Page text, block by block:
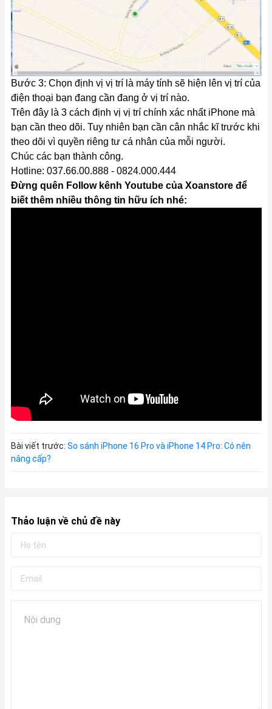
Bước 3: Chọn định vị vị trí là máy tính sẽ hiện lên vị trí của
điện thoại bạn đang cần đang ở vị trí nào.
Trên đây là 3 cách định vị vị trí chính xác nhất iPhone mà
bạn cần theo dõi. Tuy nhiên bạn cần cân nhắc kĩ trước khi
theo dõi vì quyền riêng tư cá nhân của mỗi người.
Chúc các bạn thành công.
Hotline: 037.66.00.888 - 0824.000.444
Đừng quên Follow kênh Youtube của Xoanstore để
biết thêm nhiều thông tin hữu ích nhé:
Bài viết trước: So sánh iPhone 16 Pro và iPhone 14 Pro: Có nên
nâng cấp?
Thảo luận về chủ đề này